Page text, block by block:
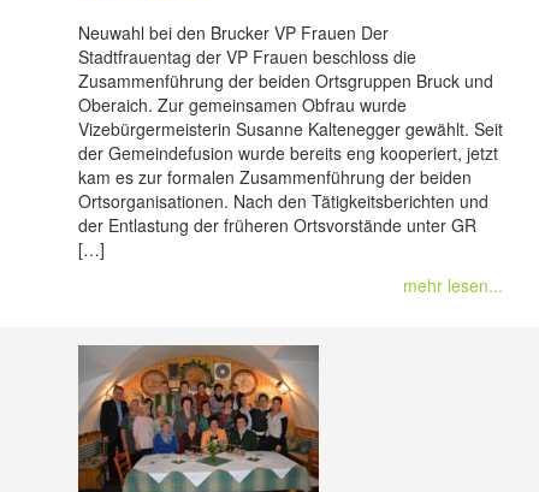
Neuwahl bei den Brucker VP Frauen Der
Stadtfrauentag der VP Frauen beschloss die
Zusammenführung der beiden Ortsgruppen Bruck und
Oberaich. Zur gemeinsamen Obfrau wurde
Vizebürgermeisterin Susanne Kaltenegger gewählt. Seit
der Gemeindefusion wurde bereits eng kooperiert, jetzt
kam es zur formalen Zusammenführung der beiden
Ortsorganisationen. Nach den Tätigkeitsberichten und
der Entlastung der früheren Ortsvorstände unter GR
[…]
mehr lesen...